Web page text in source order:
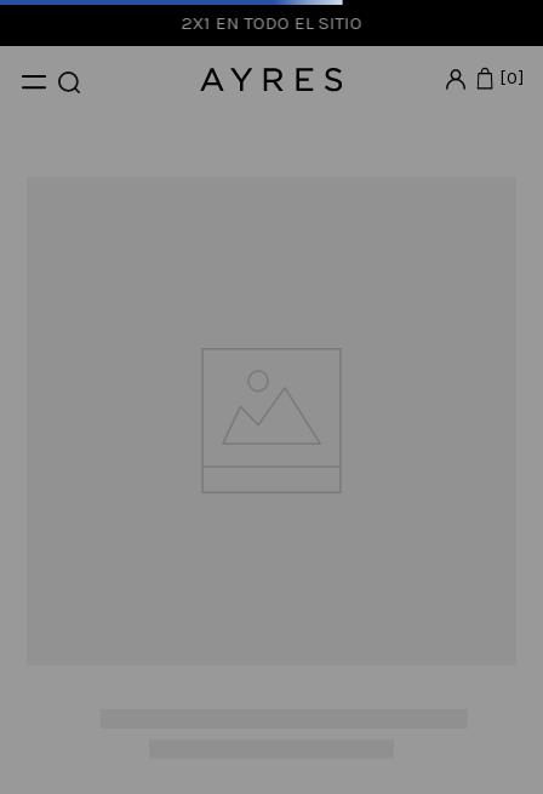
2X1 EN TODO EL SITIO
0